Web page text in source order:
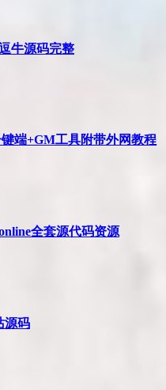
牛源码完整
端+GM工具附带外网教程
全套源代码资源
源码